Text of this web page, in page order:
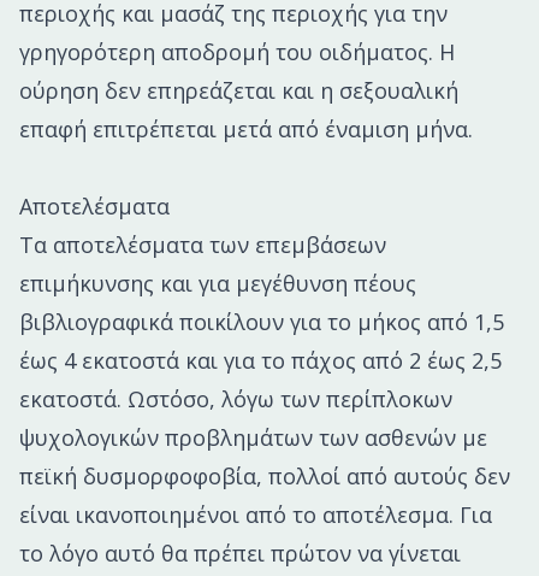
περιοχής και μασάζ της περιοχής για την
γρηγορότερη αποδρομή του οιδήματος. Η
ούρηση δεν επηρεάζεται και η σεξουαλική
επαφή επιτρέπεται μετά από έναμιση μήνα.
Αποτελέσματα
Τα αποτελέσματα των επεμβάσεων
επιμήκυνσης και για μεγέθυνση πέους
βιβλιογραφικά ποικίλουν για το μήκος από 1,5
έως 4 εκατοστά και για το πάχος από 2 έως 2,5
εκατοστά. Ωστόσο, λόγω των περίπλοκων
ψυχολογικών προβλημάτων των ασθενών με
πεϊκή δυσμορφοφοβία, πολλοί από αυτούς δεν
είναι ικανοποιημένοι από το αποτέλεσμα. Για
το λόγο αυτό θα πρέπει πρώτον να γίνεται